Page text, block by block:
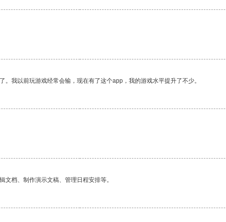
我以前玩游戏经常会输，现在有了这个app，我的游戏水平提升了不少。
档、制作演示文稿、管理日程安排等。